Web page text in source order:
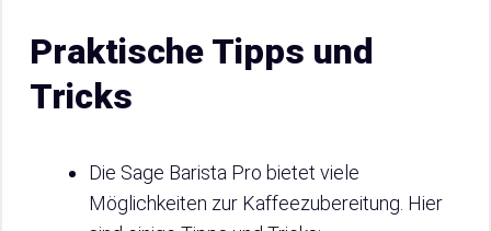
Praktische Tipps und
Tricks
Die Sage Barista Pro bietet viele
Möglichkeiten zur Kaffeezubereitung. Hier